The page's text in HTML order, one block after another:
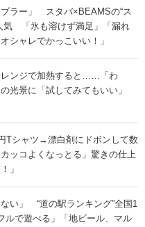
ブラー」 スタバ×BEAMSの“ス
気 「氷も溶けず満足」「漏れ
シャレでかっこいい！」
レンジで加熱すると……「わ
光景に「試してみてもいい」
Tシャツ→漂白剤にドボンして数
コよくなっとる」驚きの仕上
」
ない」 “道の駅ランキング”全国1
で遊べる」「地ビール、マル